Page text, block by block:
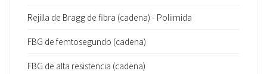
Rejilla de Bragg de fibra (cadena) - Poliimida
FBG de femtosegundo (cadena)
FBG de alta resistencia (cadena)